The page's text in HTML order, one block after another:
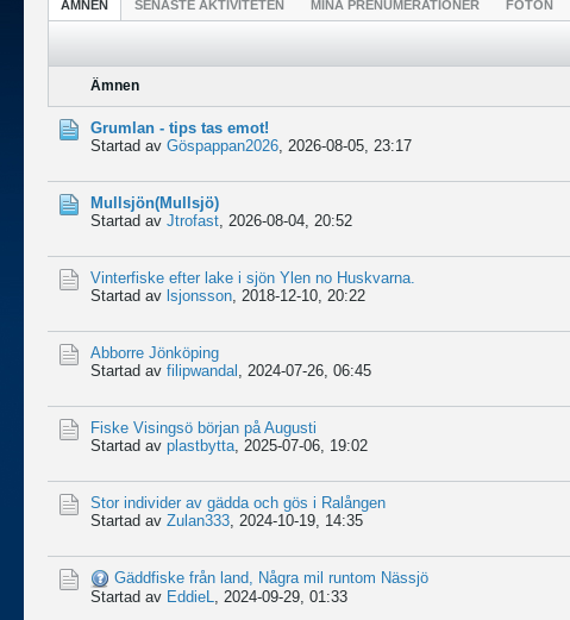
ÄMNEN SENASTE AKTIVITETEN MINA PRENUMERATIONER FOTON
Ämnen
Grumlan - tips tas emot!
Startad av Göspappan2026, 2026-08-05, 23:17
Mullsjön(Mullsjö)
Startad av Jtrofast, 2026-08-04, 20:52
Vinterfiske efter lake i sjön Ylen no Huskvarna.
Startad av lsjonsson, 2018-12-10, 20:22
Abborre Jönköping
Startad av filipwandal , 2024-07-26, 06:45
Fiske Visingsö början på Augusti
Startad av plastbytta, 2025-07-06, 19:02
Stor individer av gädda och gös i Ralången
Startad av Zulan333, 2024-10-19, 14:35
Gäddfiske från land, Några mil runtom Nässjö
Startad av EddieL, 2024-09-29, 01:33